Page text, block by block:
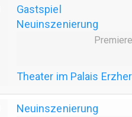
Gastspiel
Neuinszenierung
Premiere
Theater im Palais
Neuinszenierung